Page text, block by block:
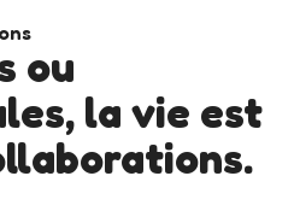
ou
la vie est